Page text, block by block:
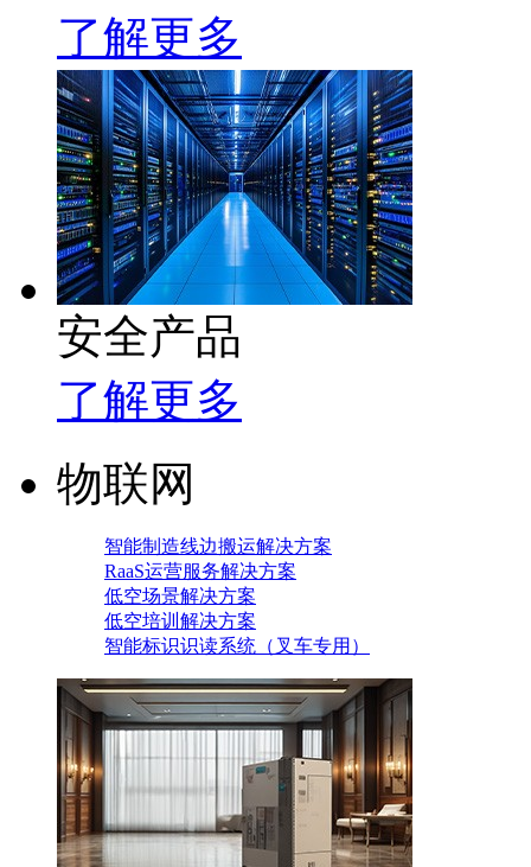
了解更多
安全产品
了解更多
物联网
智能制造线边搬运解决方案
RaaS运营服务解决方案
低空场景解决方案
低空培训解决方案
智能标识识读系统（叉车专用）